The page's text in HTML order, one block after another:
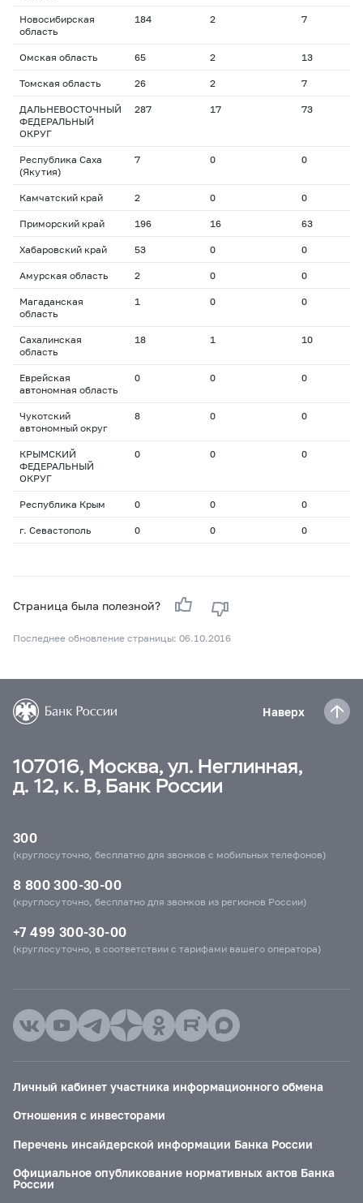
Новосибирская
область
184 2 7
Омская область 65 2 13
Томская область 26 2 7
ДАЛЬНЕВОСТОЧНЫЙ
ФЕДЕРАЛЬНЫЙ
ОКРУГ
287 17 73
Республика Саха
(Якутия)
7 0 0
Камчатский край 2 0 0
Приморский край 196 16 63
Хабаровский край 53 0 0
Амурская область 2 0 0
Магаданская
область
1 0 0
Сахалинская
область
18 1 10
Еврейская
автономная область
0 0 0
Чукотский
автономный округ
8 0 0
КРЫМСКИЙ
ФЕДЕРАЛЬНЫЙ
ОКРУГ
0 0 0
Республика Крым 0 0 0
г. Севастополь 0 0 0
Страница была полезной?
Последнее обновление страницы: 06.10.2016
Наверх
107016, Москва, ул. Неглинная,
д. 12, к. В, Банк России
300
(круглосуточно, бесплатно для звонков с мобильных телефонов)
8 800 300-30-00
(круглосуточно, бесплатно для звонков из регионов России)
+7 499 300-30-00
(круглосуточно, в соответствии с тарифами вашего оператора)
Личный кабинет участника информационного обмена
Отношения с инвесторами
Перечень инсайдерской информации Банка России
Официальное опубликование нормативных актов Банка
России